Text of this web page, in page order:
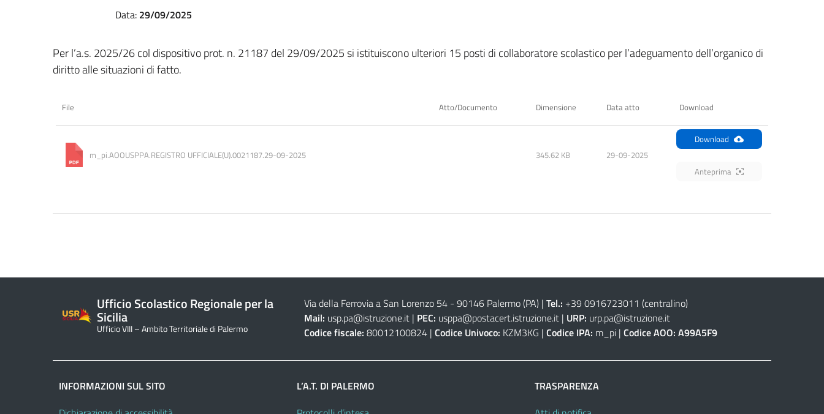
Data: 29/09/2025
Per l’a.s. 2025/26 col dispositivo prot. n. 21187 del 29/09/2025 si istituiscono ulteriori 15 posti di collaboratore scolastico per l’adeguamento dell’organico di
diritto alle situazioni di fatto.
File Atto/Documento Dimensione Data atto Download
m_pi.AOOUSPPA.REGISTRO UFFICIALE(U).0021187.29-09-2025 345.62 KB 29-09-2025
Download
Anteprima
Ufficio Scolastico Regionale per la
Sicilia
Ufficio VIII – Ambito Territoriale di Palermo
Via della Ferrovia a San Lorenzo 54 - 90146 Palermo (PA)| Tel.: +39 0916723011 (centralino)
Mail: usp.pa@istruzione.it| PEC: usppa@postacert.istruzione.it| URP: urp.pa@istruzione.it
Codice fiscale: 80012100824 | Codice Univoco: KZM3KG | Codice IPA: m_pi | Codice AOO: A99A5F9
INFORMAZIONI SUL SITO
L’A.T. DI PALERMO
TRASPARENZA